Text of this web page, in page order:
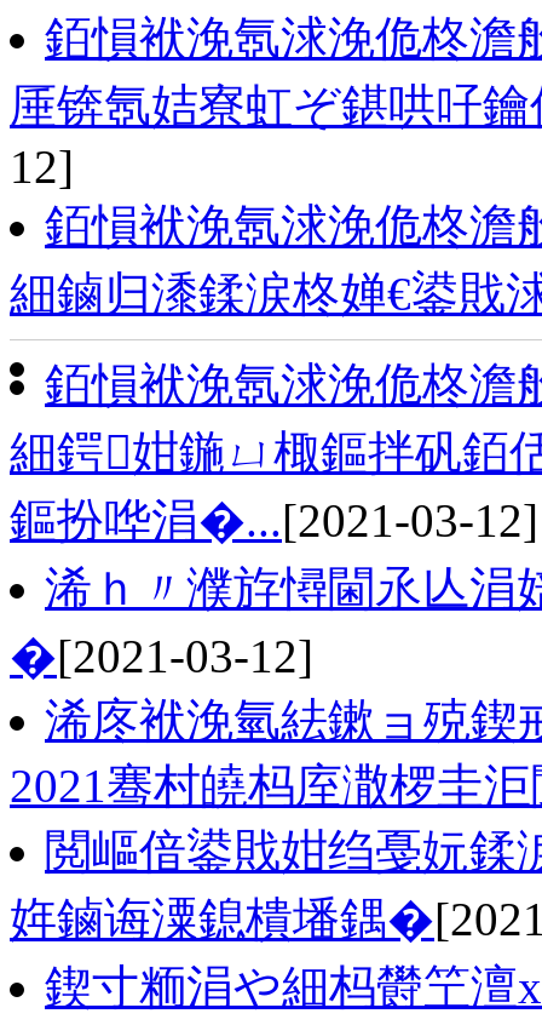
銆愪袱浼氬浗浼佹柊澹
厜锛氬姞寮虹ぞ鍖哄吇
12]
銆愪袱浼氬浗浼佹柊
細鏀归潻鍒涙柊婵€鍙戝
銆愪袱浼氬浗浼佹柊澹
細鍔姏鍦ㄩ棷鏂拌矾銆
鏂扮哗涓�...[2021-03-12]
浠ｈ〃濮斿憳閫氶亾涓
�[2021-03-12]
浠庝袱浼氫紶鏉ョ殑鍥
2021骞村皢杩庢潵椤圭
閲嶇偣鍙戝姏绉戞妧鍒
姩鏀诲潥鎴樻墦鍝�
鍥寸粫涓や細杩欎笁